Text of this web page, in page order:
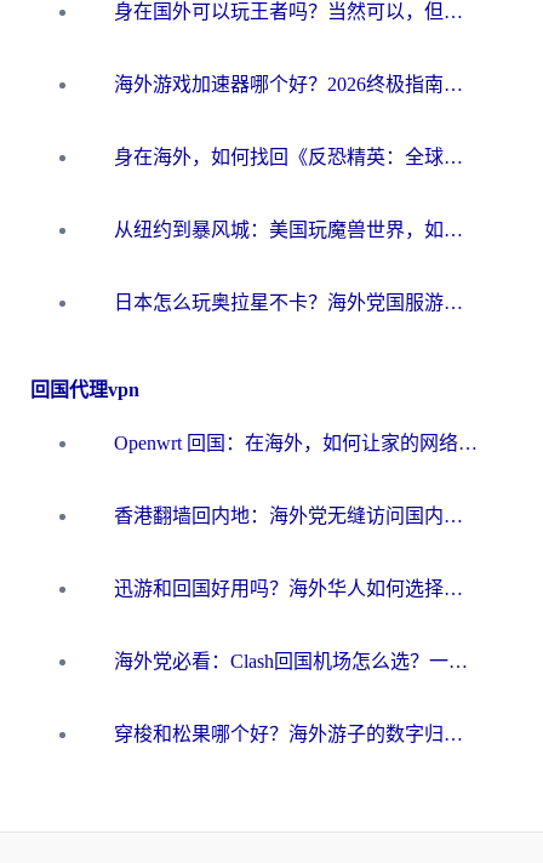
身在国外可以玩王者吗？当然可以，但你需要这份“加速”指南
海外游戏加速器哪个好？2026终极指南帮你畅玩国服+解决卡顿难题
身在海外，如何找回《反恐精英：全球攻势》国服的丝滑手感？一份给你的终极指南
从纽约到暴风城：美国玩魔兽世界，如何找到你的最佳网络航线
日本怎么玩奥拉星不卡？海外党国服游戏加速器选择全攻略
回国代理vpn
Openwrt 回国：在海外，如何让家的网络触手可及
香港翻墙回内地：海外党无缝访问国内资源的加速器选择全攻略
迅游和回国好用吗？海外华人如何选择靠谱的回国加速器
海外党必看：Clash回国机场怎么选？一篇搞定无缝访问国内资源的全攻略
穿梭和松果哪个好？海外游子的数字归乡路，到底该怎么选